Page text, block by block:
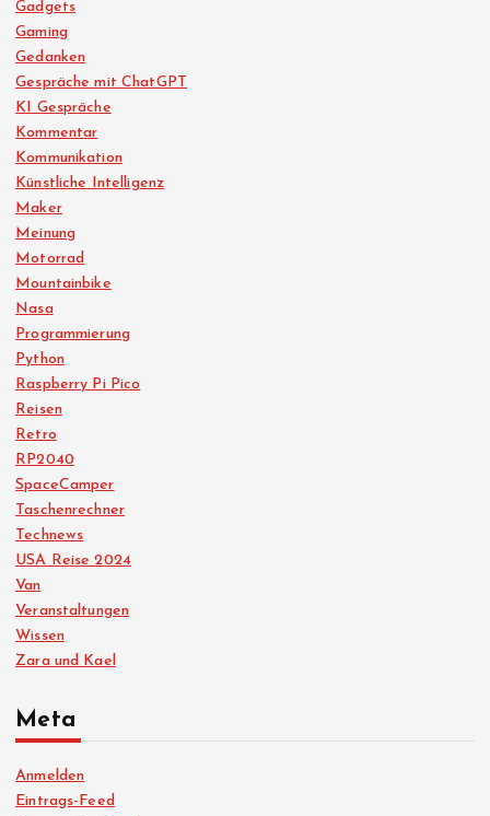
Gadgets
Gaming
Gedanken
Gespräche mit ChatGPT
KI Gespräche
Kommentar
Kommunikation
Künstliche Intelligenz
Maker
Meinung
Motorrad
Mountainbike
Nasa
Programmierung
Python
Raspberry Pi Pico
Reisen
Retro
RP2040
SpaceCamper
Taschenrechner
Technews
USA Reise 2024
Van
Veranstaltungen
Wissen
Zara und Kael
Meta
Anmelden
Eintrags-Feed